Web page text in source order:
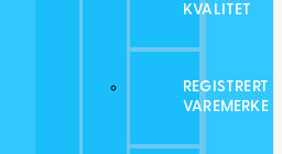
KVALITET
REGISTRERT
VAREMERKE